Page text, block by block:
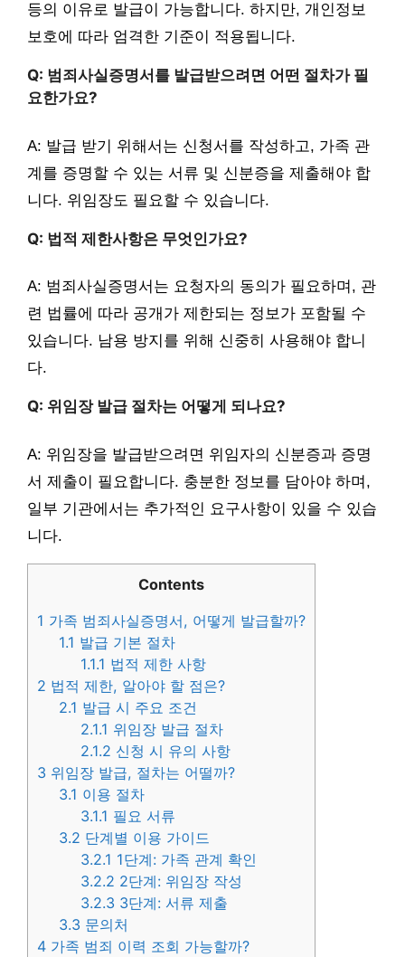
등의 이유로 발급이 가능합니다. 하지만, 개인정보
보호에 따라 엄격한 기준이 적용됩니다.
Q: 범죄사실증명서를 발급받으려면 어떤 절차가 필
요한가요?
A: 발급 받기 위해서는 신청서를 작성하고, 가족 관
계를 증명할 수 있는 서류 및 신분증을 제출해야 합
니다. 위임장도 필요할 수 있습니다.
Q: 법적 제한사항은 무엇인가요?
A: 범죄사실증명서는 요청자의 동의가 필요하며, 관
련 법률에 따라 공개가 제한되는 정보가 포함될 수
있습니다. 남용 방지를 위해 신중히 사용해야 합니
다.
Q: 위임장 발급 절차는 어떻게 되나요?
A: 위임장을 발급받으려면 위임자의 신분증과 증명
서 제출이 필요합니다. 충분한 정보를 담아야 하며,
일부 기관에서는 추가적인 요구사항이 있을 수 있습
니다.
Contents
1 가족 범죄사실증명서, 어떻게 발급할까?
1.1 발급 기본 절차
1.1.1 법적 제한 사항
2 법적 제한, 알아야 할 점은?
2.1 발급 시 주요 조건
2.1.1 위임장 발급 절차
2.1.2 신청 시 유의 사항
3 위임장 발급, 절차는 어떨까?
3.1 이용 절차
3.1.1 필요 서류
3.2 단계별 이용 가이드
3.2.1 1단계: 가족 관계 확인
3.2.2 2단계: 위임장 작성
3.2.3 3단계: 서류 제출
3.3 문의처
4 가족 범죄 이력 조회 가능할까?